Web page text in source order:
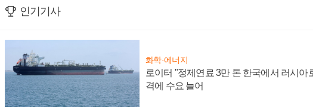
인기기사
화학·에너지
로이터 "정제연료 3만 톤 한국에서 러시아
격에 수요 늘어